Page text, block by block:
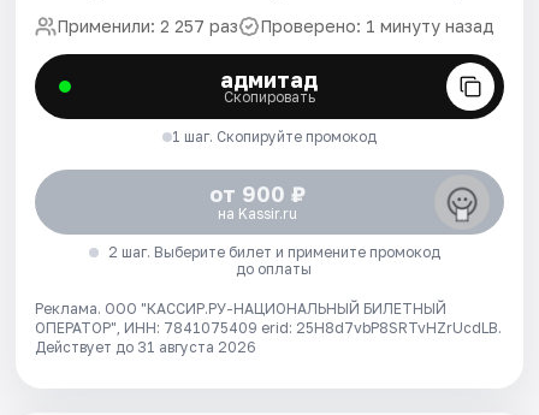
Применили: 2 257 раз Проверено: 1 минуту назад
адмитад
Скопировать
1 шаг. Скопируйте промокод
от 900 ₽
на Kassir.ru
2 шаг. Выберите билет и примените промокод
до оплаты
Реклама. ООО "КАССИР.РУ-НАЦИОНАЛЬНЫЙ БИЛЕТНЫЙ
ОПЕРАТОР", ИНН: 7841075409 erid: 25H8d7vbP8SRTvHZrUcdLB.
Действует до 31 августа 2026